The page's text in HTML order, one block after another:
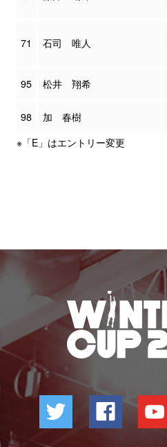
71 石司 唯人
95 松井 翔希
98 加 春樹
※「E」はエントリー変更